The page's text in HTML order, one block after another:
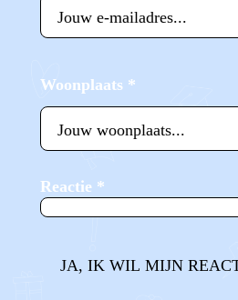
Woonplaats *
Reactie *
JA, IK WIL MIJN